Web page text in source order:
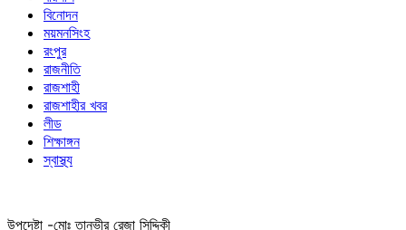
বিনোদন
ময়মনসিংহ
রংপুর
রাজনীতি
রাজশাহী
রাজশাহীর খবর
লীড
শিক্ষাঙ্গন
স্বাস্থ্য
উপদেষ্টা -মোঃ তানভীর রেজা সিদ্দিকী